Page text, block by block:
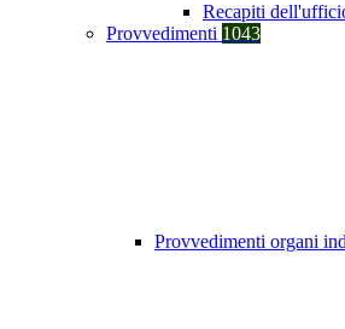
Recapiti
Provvedimenti 1043
Provvedimenti organi